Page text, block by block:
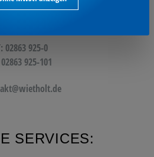
02863 925-0
925-101
SERVICES: